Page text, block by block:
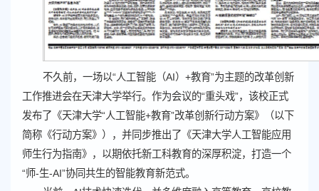
不久前，一场以“人工智能（AI）+教育”为主题的改革创新
工作推进会在天津大学举行。作为会议的“重头戏”，该校正式
发布了《天津大学“人工智能+教育”改革创新行动方案》（以下
简称《行动方案》），并同步推出了《天津大学人工智能应用
师生行为指南》，以期依托新工科教育的深厚积淀，打造一个
“师-生-AI”协同共生的智能教育新范式。